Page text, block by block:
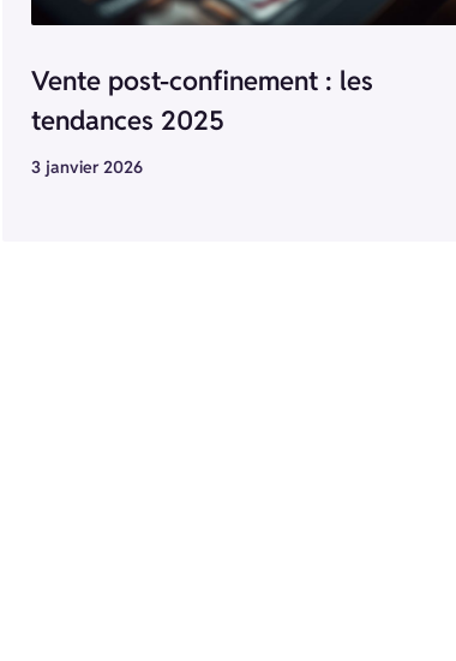
Vente post-confinement : les
tendances 2025
3 janvier 2026